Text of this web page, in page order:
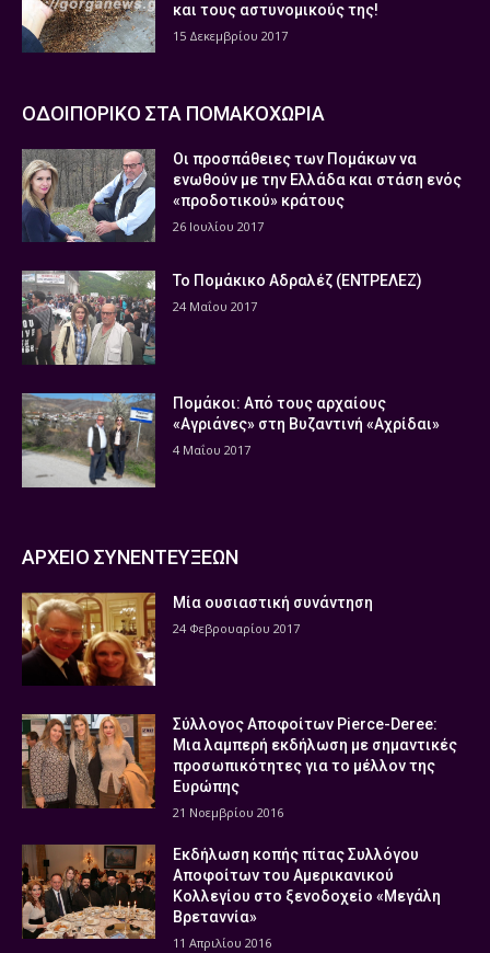
και τους αστυνομικούς της!
15 Δεκεμβρίου 2017
ΟΔΟΙΠΟΡΙΚΟ ΣΤΑ ΠΟΜΑΚΟΧΩΡΙΑ
Οι προσπάθειες των Πομάκων να
ενωθούν με την Ελλάδα και στάση ενός
«προδοτικού» κράτους
26 Ιουλίου 2017
Το Πομάκικο Αδραλέζ (ΕΝΤΡΕΛΕΖ)
24 Μαΐου 2017
Πομάκοι: Από τους αρχαίους
«Αγριάνες» στη Βυζαντινή «Αχρίδαι»
4 Μαΐου 2017
ΑΡΧΕΙΟ ΣΥΝΕΝΤΕΥΞΕΩΝ
Μία ουσιαστική συνάντηση
24 Φεβρουαρίου 2017
Σύλλογος Αποφοίτων Pierce-Deree:
Μια λαμπερή εκδήλωση με σημαντικές
προσωπικότητες για το μέλλον της
Ευρώπης
21 Νοεμβρίου 2016
Εκδήλωση κοπής πίτας Συλλόγου
Αποφοίτων του Αμερικανικού
Κολλεγίου στο ξενοδοχείο «Μεγάλη
Βρεταννία»
11 Απριλίου 2016